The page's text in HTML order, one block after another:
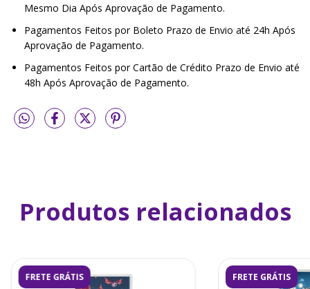
Mesmo Dia Após Aprovação de Pagamento.
Pagamentos Feitos por Boleto Prazo de Envio até 24h Após
Aprovação de Pagamento.
Pagamentos Feitos por Cartão de Crédito Prazo de Envio até
48h Após Aprovação de Pagamento.
Produtos relacionados
FRETE GRÁTIS FRETE GRÁTIS